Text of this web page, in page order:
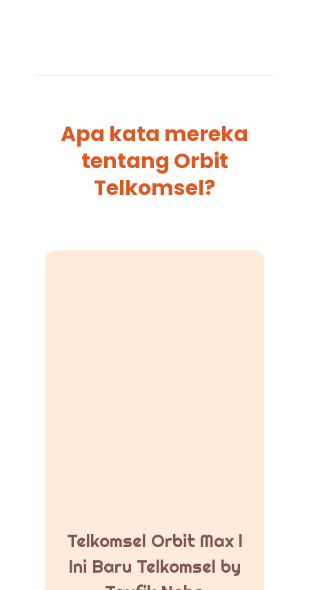
Apa kata mereka
tentang Orbit
Telkomsel?
Telkomsel Orbit Max l
Ini Baru Telkomsel by